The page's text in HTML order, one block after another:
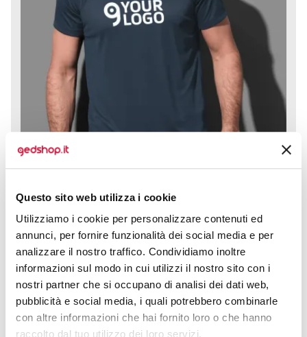
Questo sito web utilizza i cookie
Utilizziamo i cookie per personalizzare contenuti ed
annunci, per fornire funzionalità dei social media e per
analizzare il nostro traffico. Condividiamo inoltre
informazioni sul modo in cui utilizzi il nostro sito con i
nostri partner che si occupano di analisi dei dati web,
pubblicità e social media, i quali potrebbero combinarle
con altre informazioni che hai fornito loro o che hanno
raccolto dal tuo utilizzo dei loro servizi.
T-shirt Active 140 Raglan offre una combinazione
libertà di...
prezzo da € 5,70
CALCOLA PREVENTIVO